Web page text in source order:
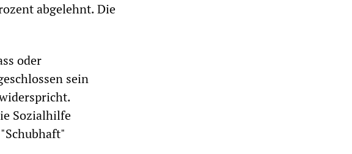
abgelehnt. Die
oder
sein
Sozialhilfe